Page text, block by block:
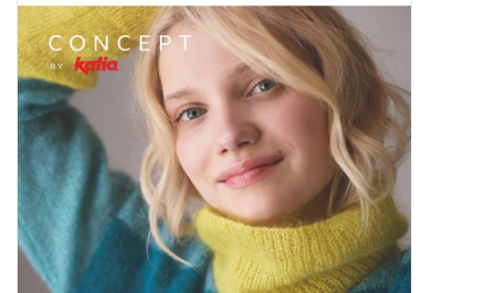
Benodigdheden
Gaarne gemaakt
Cadeaubonnen
Pakketten
Workshops